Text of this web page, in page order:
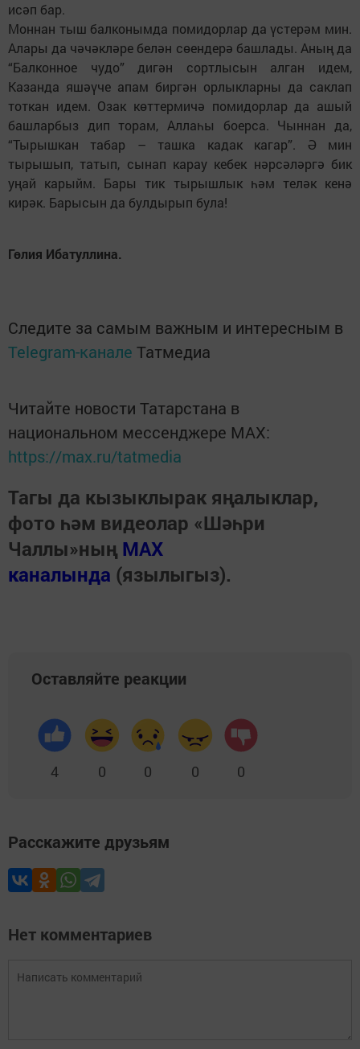
исәп бар.
Моннан тыш балконымда помидорлар да үстерәм мин.
Алары да чәчәкләре белән сөендерә башлады. Аның да
“Балконное чудо” дигән сортлысын алган идем,
Казанда яшәүче апам биргән орлыкларны да саклап
тоткан идем. Озак көттермичә помидорлар да ашый
башларбыз дип торам, Аллаһы боерса. Чыннан да,
“Тырышкан табар – ташка кадак кагар”. Ә мин
тырышып, татып, сынап карау кебек нәрсәләргә бик
уңай карыйм. Бары тик тырышлык һәм теләк кенә
кирәк. Барысын да булдырып була!
Гөлия Ибатуллина.
Следите за самым важным и интересным в
Telegram-канале Татмедиа
Читайте новости Татарстана в
национальном мессенджере MАХ:
https://max.ru/tatmedia
Тагы да кызыклырак яңалыклар,
фото һәм видеолар «Шәһри
Чаллы»ның MAX
каналында (язылыгыз).
Оставляйте реакции
4 0 0 0 0
Расскажите друзьям
Нет комментариев